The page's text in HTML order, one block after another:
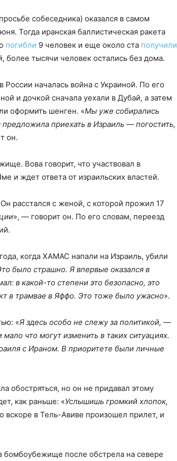
собеседника) оказался в самом
Тогда иранская баллистическая ракета
погибли 9 человек и еще около ста получили
более тысячи человек остались без дома.
России началась война с Украиной. По его
и дочкой сначала уехали в Дубай, а затем
оформить шенген. «Мы уже собирались
приехать в Израиль — погостить,
он.
Вова говорит, что участвовал в
и ждет ответа от израильских властей.
расстался с женой, с которой прожил 17
», — говорит он. По его словам, переезд
когда ХАМАС напали на Израиль, убили
было страшно. Я впервые оказался в
в какой-то степени это безопасно, это
в трамвае в Яффо. Это тоже было ужасно».
«Я здесь особо не слежу за политикой, —
что могут изменить в таких ситуациях.
с Ираном. В приоритете были личные
обостряться, но он не придавал этому
как раньше: «Услышишь громкий хлопок,
вскоре в Тель-Авиве произошел прилет, и
бомбоубежище после обстрела на севере